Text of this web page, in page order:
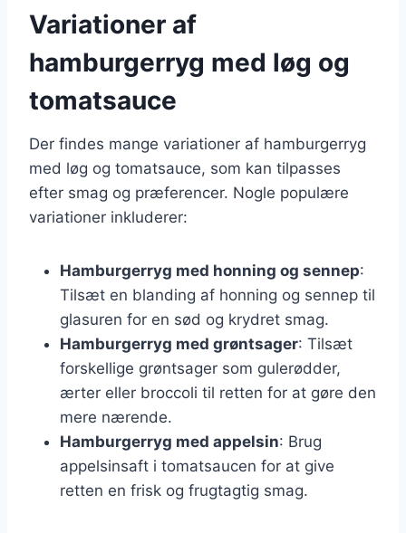
Variationer af
hamburgerryg med løg og
tomatsauce
Der findes mange variationer af hamburgerryg
med løg og tomatsauce, som kan tilpasses
efter smag og præferencer. Nogle populære
variationer inkluderer:
Hamburgerryg med honning og sennep:
Tilsæt en blanding af honning og sennep til
glasuren for en sød og krydret smag.
Hamburgerryg med grøntsager: Tilsæt
forskellige grøntsager som gulerødder,
ærter eller broccoli til retten for at gøre den
mere nærende.
Hamburgerryg med appelsin: Brug
appelsinsaft i tomatsaucen for at give
retten en frisk og frugtagtig smag.